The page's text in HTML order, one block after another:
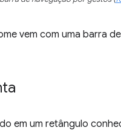
vem com uma barra
em um retângulo